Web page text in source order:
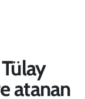
atanan